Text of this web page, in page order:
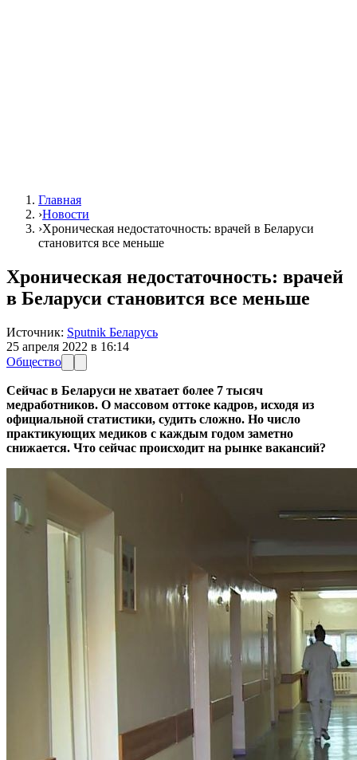
Главная
›Новости
›Хроническая недостаточность: врачей в Беларуси
становится все меньше
Хроническая недостаточность: врачей
в Беларуси становится все меньше
Источник: Sputnik Беларусь
25 апреля 2022 в 16:14
Общество
Сейчас в Беларуси не хватает более 7 тысяч
медработников. О массовом оттоке кадров, исходя из
официальной статистики, судить сложно. Но число
практикующих медиков с каждым годом заметно
снижается. Что сейчас происходит на рынке вакансий?